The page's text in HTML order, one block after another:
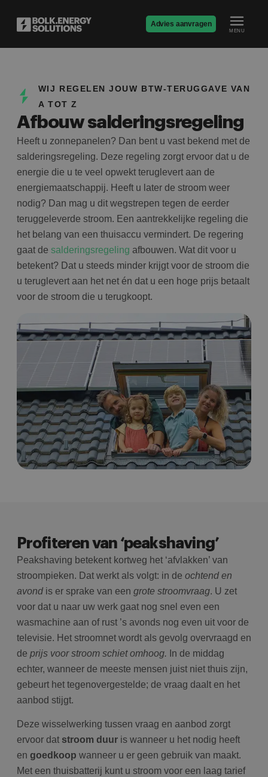
Advies aanvragen
MENU
WIJ REGELEN JOUW BTW-TERUGGAVE VAN
A TOT Z
Afbouw salderingsregeling
Heeft u zonnepanelen? Dan bent u vast bekend met de
salderingsregeling. Deze regeling zorgt ervoor dat u de
energie die u te veel opwekt teruglevert aan de
energiemaatschappij. Heeft u later de stroom weer
nodig? Dan mag u dit wegstrepen tegen de eerder
teruggeleverde stroom. Een aantrekkelijke regeling die
het belang van een thuisaccu vermindert. De regering
gaat de salderingsregeling afbouwen. Wat dit voor u
betekent? Dat u steeds minder krijgt voor de stroom die
u teruglevert aan het net én dat u een hoge prijs betaalt
voor de stroom die u terugkoopt.
Profiteren van ‘peakshaving’
Peakshaving betekent kortweg het ‘afvlakken’ van
stroompieken. Dat werkt als volgt: in de ochtend en
avondis er sprake van een grote stroomvraag. U zet
voor dat u naar uw werk gaat nog snel even een
wasmachine aan of rust ’s avonds nog even uit voor de
televisie. Het stroomnet wordt als gevolg overvraagd en
de prijs voor stroom schiet omhoog. In de middag
echter, wanneer de meeste mensen juist niet thuis zijn,
gebeurt het tegenovergestelde; de vraag daalt en het
aanbod stijgt.
Deze wisselwerking tussen vraag en aanbod zorgt
ervoor dat stroom duuris wanneer u het nodig heeft
en goedkoop wanneer u er geen gebruik van maakt.
Met een thuisbatterij kunt u stroom voor een laag tarief